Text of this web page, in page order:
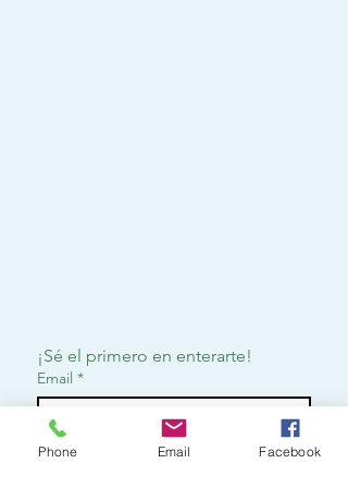
¡Sé el primero en enterarte!
Email *
Suscribirme
Phone Email Facebook